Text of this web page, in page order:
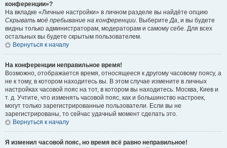
конференции»?
На вкладке «Личные настройки» в личном разделе вы найдёте опцию
Скрывать моё пребывание на конференции. ВыберитеДа, и вы будете
видны только администраторам, модераторам и самому себе. Для всех
остальных вы будете скрытым пользователем.
Вернуться к началу
На конференции неправильное время!
Возможно, отображается время, относящееся к другому часовому поясу, а
не к тому, в котором находитесь вы. В этом случае измените в личных
настройках часовой пояс на тот, в котором вы находитесь: Москва, Киев и
т. д. Учтите, что изменять часовой пояс, как и большинство настроек,
могут только зарегистрированные пользователи. Если вы не
зарегистрированы, то сейчас удачный момент сделать это.
Вернуться к началу
Я изменил часовой пояс, но время всё равно неправильное!